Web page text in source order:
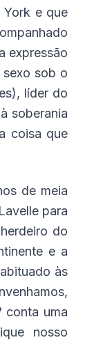
e que
expressão
sob o
líder do
soberania
coisa que
de meia
para
do
e a
às
conta uma
nosso